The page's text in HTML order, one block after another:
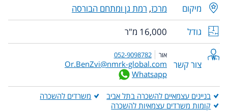
מיקום מרכז, רמת גן ומתחם הבורסה
גודל
16,000 מ"ר
צור קשר
אור 052-9098782
Or.BenZvi@nmrk-global.com
Whatsapp
בניינים עצמאיים להשכרה בתל אביב
משרדים להשכרה
קומות משרדים עצמאיות להשכרה